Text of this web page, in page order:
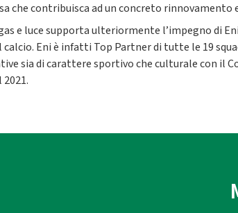
che contribuisca ad un concreto
e luce supporta ulteriormente l’impegno di
Eni è infatti Top Partner di tutte le 19
sia di carattere sportivo che culturale con